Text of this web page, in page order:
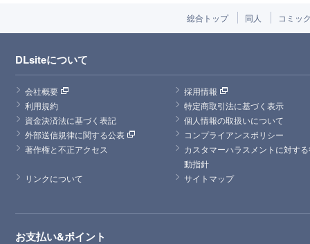
総合トップ 同人 コミッ
DLsiteについて
会社概要
採用情報
利用規約
特定商取引法に基づく表示
資金決済法に基づく表記
個人情報の取扱いについて
外部送信規律に関する公表
コンプライアンスポリシー
著作権と不正アクセス
カスタマーハラスメントに対す
動指針
リンクについて
サイトマップ
お支払い&ポイント